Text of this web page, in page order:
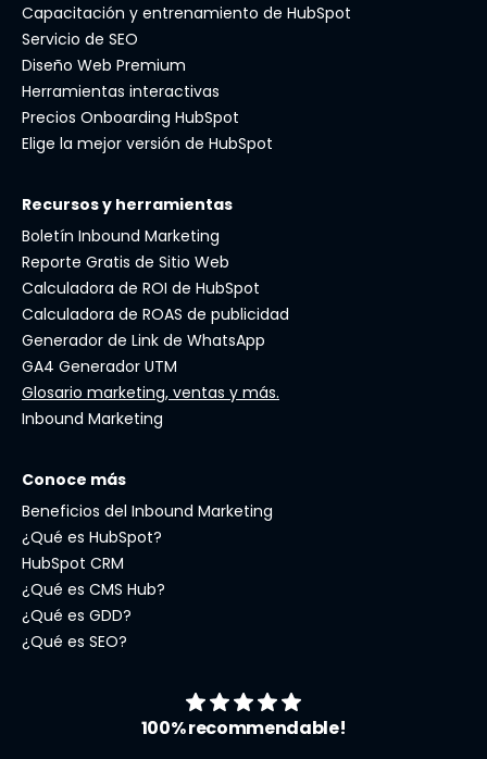
Capacitación y entrenamiento de HubSpot
Servicio de SEO
Diseño Web Premium
Herramientas interactivas
Precios Onboarding HubSpot
Elige la mejor versión de HubSpot
Recursos y herramientas
Boletín Inbound Marketing
Reporte Gratis de Sitio Web
Calculadora de ROI de HubSpot
Calculadora de ROAS de publicidad
Generador de Link de WhatsApp
GA4 Generador UTM
Glosario marketing, ventas y más.
Inbound Marketing
Conoce más
Beneficios del Inbound Marketing
¿Qué es HubSpot?
HubSpot CRM
¿Qué es CMS Hub?
¿Qué es GDD?
¿Qué es SEO?
100% recommendable!